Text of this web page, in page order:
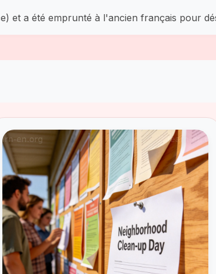
et a été emprunté à l'ancien français pour